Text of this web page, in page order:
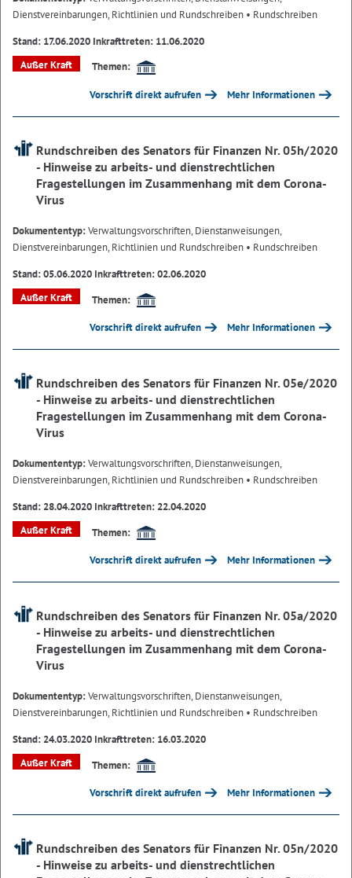
Dienstvereinbarungen, Richtlinien und Rundschreiben • Rundschreiben
Stand: 17.06.2020 Inkrafttreten: 11.06.2020
Außer Kraft
Themen:
Vorschrift direkt aufrufen Mehr Informationen
Rundschreiben des Senators für Finanzen Nr. 05h/2020
- Hinweise zu arbeits- und dienstrechtlichen
Fragestellungen im Zusammenhang mit dem Corona-
Virus
Dokumententyp:Verwaltungsvorschriften, Dienstanweisungen,
Dienstvereinbarungen, Richtlinien und Rundschreiben • Rundschreiben
Stand: 05.06.2020 Inkrafttreten: 02.06.2020
Außer Kraft
Themen:
Vorschrift direkt aufrufen Mehr Informationen
Rundschreiben des Senators für Finanzen Nr. 05e/2020
- Hinweise zu arbeits- und dienstrechtlichen
Fragestellungen im Zusammenhang mit dem Corona-
Virus
Dokumententyp:Verwaltungsvorschriften, Dienstanweisungen,
Dienstvereinbarungen, Richtlinien und Rundschreiben • Rundschreiben
Stand: 28.04.2020 Inkrafttreten: 22.04.2020
Außer Kraft
Themen:
Vorschrift direkt aufrufen Mehr Informationen
Rundschreiben des Senators für Finanzen Nr. 05a/2020
- Hinweise zu arbeits- und dienstrechtlichen
Fragestellungen im Zusammenhang mit dem Corona-
Virus
Dokumententyp:Verwaltungsvorschriften, Dienstanweisungen,
Dienstvereinbarungen, Richtlinien und Rundschreiben • Rundschreiben
Stand: 24.03.2020 Inkrafttreten: 16.03.2020
Außer Kraft
Themen:
Vorschrift direkt aufrufen Mehr Informationen
Rundschreiben des Senators für Finanzen Nr. 05n/2020
- Hinweise zu arbeits- und dienstrechtlichen